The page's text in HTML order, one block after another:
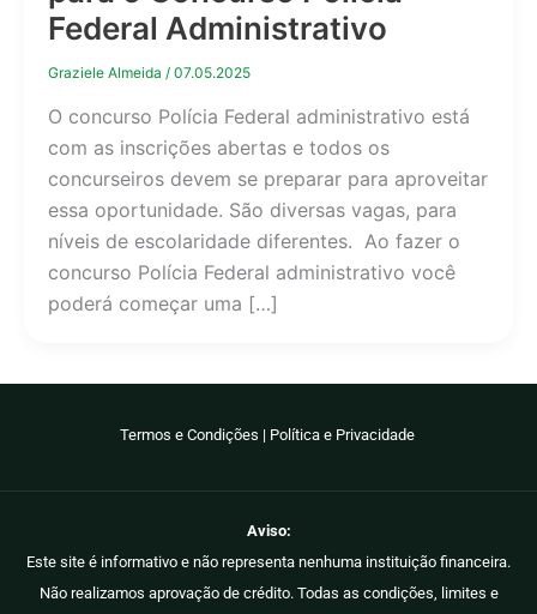
Federal Administrativo
Graziele Almeida / 07.05.2025
O concurso Polícia Federal administrativo está
com as inscrições abertas e todos os
concurseiros devem se preparar para aproveitar
essa oportunidade. São diversas vagas, para
níveis de escolaridade diferentes. Ao fazer o
concurso Polícia Federal administrativo você
poderá começar uma […]
Termos e Condições | Política e Privacidade
Aviso:
Este site é informativo e não representa nenhuma instituição financeira.
Não realizamos aprovação de crédito. Todas as condições, limites e